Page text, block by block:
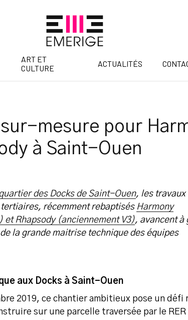
ART ET
CULTURE
ACTUALITÉS
mesure pour
à Saint-Ouen
des Docks de Saint-Ouen, les travaux
récemment rebaptisés Harmony
et Rhapsody (anciennement V3), avancent à
la grande maitrise technique des équipes
aux Docks à Saint-Ouen
2019, ce chantier ambitieux pose un défi
sur une parcelle traversée par le RER